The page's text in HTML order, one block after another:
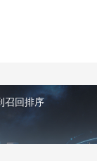
召回排序